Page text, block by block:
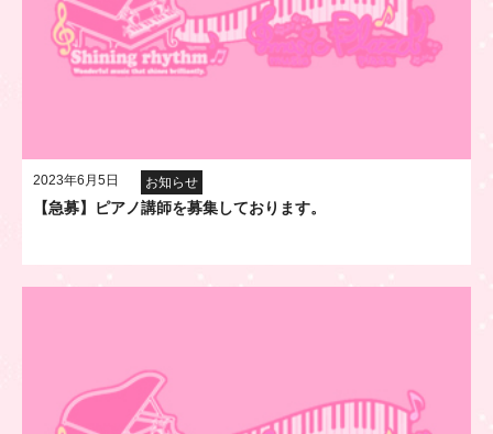
2023年6月5日 お知らせ
【急募】ピアノ講師を募集しております。